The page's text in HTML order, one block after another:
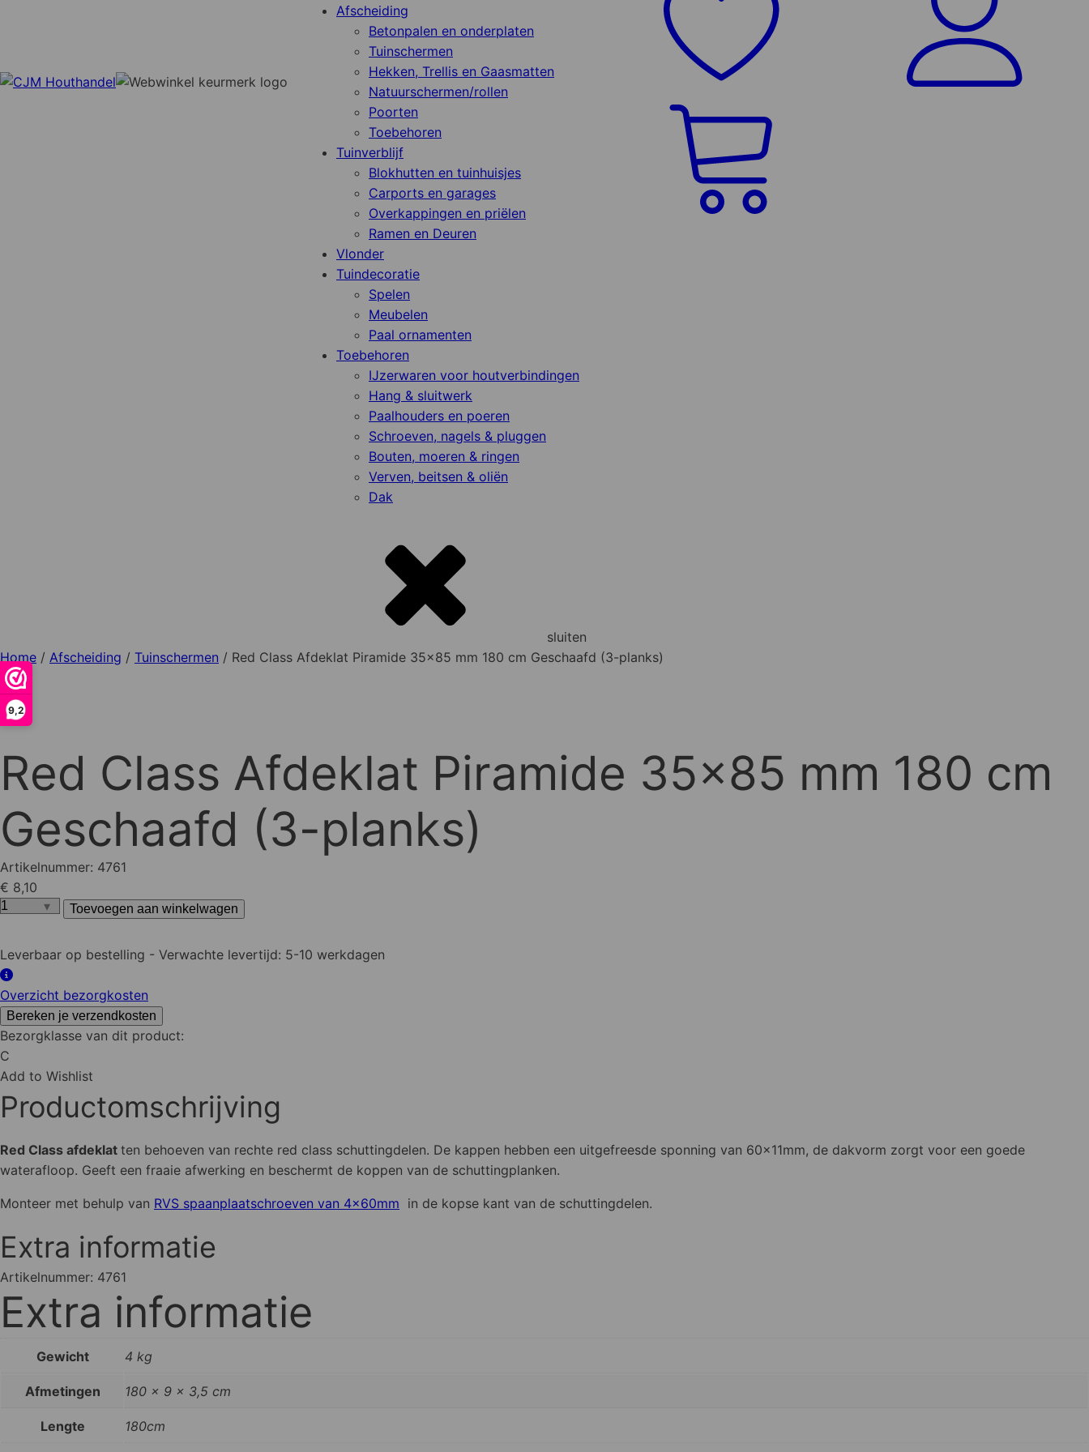
9,2
Afscheiding
Betonpalen en onderplaten
Tuinschermen
Hekken, Trellis en Gaasmatten
Natuurschermen/rollen
Poorten
Toebehoren
Tuinverblijf
Blokhutten en tuinhuisjes
Carports en garages
Overkappingen en priëlen
Ramen en Deuren
Vlonder
Tuindecoratie
Spelen
Meubelen
Paal ornamenten
Toebehoren
IJzerwaren voor houtverbindingen
Hang & sluitwerk
Paalhouders en poeren
Schroeven, nagels & pluggen
Bouten, moeren & ringen
Verven, beitsen & oliën
Dak
sluiten
Home / Afscheiding / Tuinschermen / Red Class Afdeklat Piramide 35x85 mm 180 cm Geschaafd (3-planks)
Red Class Afdeklat Piramide 35x85 mm 180 cm
Geschaafd (3-planks)
Artikelnummer: 4761
€ 8,10
Red
Afdeklat
Piramide
35x85
mm
180
cm
Geschaafd
(3-
planks)
Toevoegen aan winkelwagen
Leverbaar op bestelling - Verwachte levertijd: 5-10 werkdagen
Overzicht bezorgkosten
Bereken je verzendkosten
Bezorgklasse van dit product:
C
Add to Wishlist
Productomschrijving
Red Class afdeklat ten behoeven van rechte red class schuttingdelen. De kappen hebben een uitgefreesde sponning van 60x11mm, de dakvorm zorgt voor een goede
waterafloop. Geeft een fraaie afwerking en beschermt de koppen van de schuttingplanken.
Monteer met behulp van RVS spaanplaatschroeven van 4x60mm in de kopse kant van de schuttingdelen.
Extra informatie
Artikelnummer: 4761
Extra informatie
Gewicht 4 kg
Afmetingen 180 × 9 × 3,5 cm
Lengte 180cm